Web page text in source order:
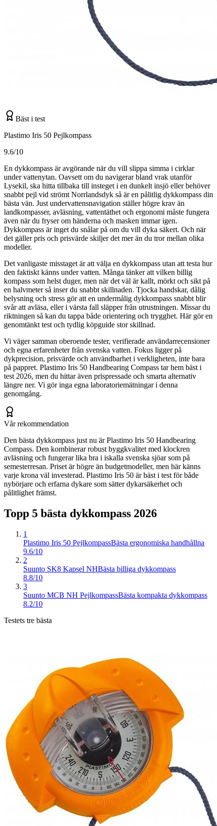
Bäst i test
Plastimo Iris 50 Pejlkompass
9.6/10
En dykkompass är avgörande när du vill slippa simma i cirklar
under vattenytan. Oavsett om du navigerar bland vrak utanför
Lysekil, ska hitta tillbaka till insteget i en dunkelt insjö eller behöver
snabbt pejl vid strömt Norrlandsdyk så är en pålitlig dykkompass din
bästa vän. Just undervattensnavigation ställer högre krav än
landkompasser, avläsning, vattentäthet och ergonomi måste fungera
även när du fryser om händerna och masken immar igen.
Dykkompass är inget du snålar på om du vill dyka säkert. Och när
det gäller pris och prisvärde skiljer det mer än du tror mellan olika
modeller.
Det vanligaste misstaget är att välja en dykkompass utan att testa hur
den faktiskt känns under vatten. Många tänker att vilken billig
kompass som helst duger, men när det väl är kallt, mörkt och sikt på
en halvmeter så inser du snabbt skillnaden. Tjocka handskar, dålig
belysning och stress gör att en undermålig dykkompass snabbt blir
svår att avläsa, eller i värsta fall släpper från utrustningen. Missar du
riktningen så kan du tappa både orientering och trygghet. Här gör en
genomtänkt test och tydlig köpguide stor skillnad.
Vi väger samman oberoende tester, verifierade användarrecensioner
och egna erfarenheter från svenska vatten. Fokus ligger på
dykprecision, prisvärde och användbarhet i verkligheten, inte bara
på pappret. Plastimo Iris 50 Handbearing Compass tar hem bäst i
test 2026, men du hittar även prispressade och smarta alternativ
längre ner. Vi gör inga egna laboratoriemätningar i denna
genomgång.
Vår rekommendation
Den bästa dykkompass just nu är Plastimo Iris 50 Handbearing
Compass. Den kombinerar robust byggkvalitet med klockren
avläsning och fungerar lika bra i iskalla svenska sjöar som på
semesterresan. Priset är högre än budgetmodeller, men här känns
varje krona väl investerad. Plastimo Iris 50 är bäst i test för både
nybörjare och erfarna dykare som sätter dykarsäkerhet och
pålitlighet främst.
Topp 5 bästa dykkompass 2026
1
Plastimo Iris 50 PejlkompassBästa ergonomiska handhållna
9.6/10
2
Suunto SK8 Kapsel NHBästa billiga dykkompass
8.8/10
3
Suunto MCB NH PejlkompassBästa kompakta dykkompass
8.2/10
Testets tre bästa